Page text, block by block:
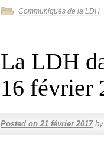
Communiqués de la LDH
La LDH
16 février
Posted on 21 février 2017 by